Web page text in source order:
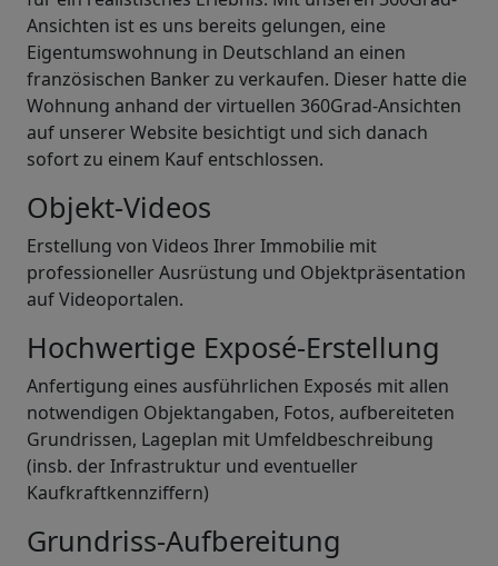
Ansichten ist es uns bereits gelungen, eine
Eigentumswohnung in Deutschland an einen
französischen Banker zu verkaufen. Dieser hatte die
Wohnung anhand der virtuellen 360Grad-Ansichten
auf unserer Website besichtigt und sich danach
sofort zu einem Kauf entschlossen.
Objekt-Videos
Erstellung von Videos Ihrer Immobilie mit
professioneller Ausrüstung und Objektpräsentation
auf Videoportalen.
Hochwertige Exposé-Erstellung
Anfertigung eines ausführlichen Exposés mit allen
notwendigen Objektangaben, Fotos, aufbereiteten
Grundrissen, Lageplan mit Umfeldbeschreibung
(insb. der Infrastruktur und eventueller
Kaufkraftkennziffern)
Grundriss-Aufbereitung